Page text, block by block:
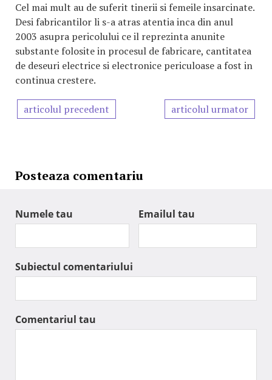
Cel mai mult au de suferit tinerii si femeile insarcinate.
Desi fabricantilor li s-a atras atentia inca din anul
2003 asupra pericolului ce il reprezinta anunite
substante folosite in procesul de fabricare, cantitatea
de deseuri electrice si electronice periculoase a fost in
continua crestere.
articolul precedent articolul urmator
Posteaza comentariu
Numele tau Emailul tau
Subiectul comentariului
Comentariul tau